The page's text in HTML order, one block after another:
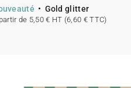
Gold glitter
de 5,50 € HT (6,60 € TTC)